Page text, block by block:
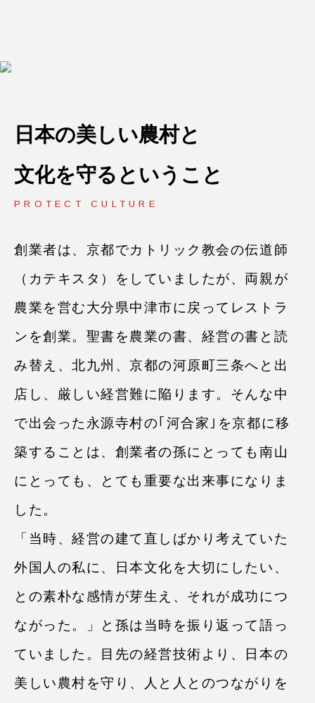
日本の美しい農村と
文化を守るということ
PROTECT CULTURE
創業者は、京都でカトリック教会の伝道師
（カテキスタ）をしていましたが、両親が
農業を営む大分県中津市に戻ってレストラ
ンを創業。聖書を農業の書、経営の書と読
み替え、北九州、京都の河原町三条へと出
店し、厳しい経営難に陥ります。そんな中
で出会った永源寺村の｢河合家｣を京都に移
築することは、創業者の孫にとっても南⼭
にとっても、とても重要な出来事になりま
した。
「当時、経営の建て直しばかり考えていた
外国⼈の私に、⽇本⽂化を⼤切にしたい、
との素朴な感情が芽⽣え、それが成功につ
ながった。」と孫は当時を振り返って語っ
ていました。⽬先の経営技術より、日本の
美しい農村を守り、⼈と人とのつながりを